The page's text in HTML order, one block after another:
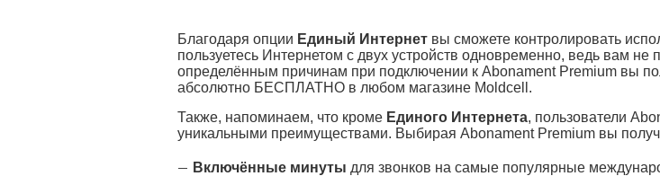
Благодаря опции Единый Интернетвы сможете контролировать
пользуетесь Интернетом с двух устройств одновременно, ведь вам не
определённым причинам при подключении к Abonament Premium вы
абсолютно БЕСПЛАТНО в любом магазине Moldcell.
Также, напоминаем, что кроме Единого Интернета, пользователи
уникальными преимуществами. Выбирая Abonament Premium вы
Включённые минуты для звонков на самые популярные